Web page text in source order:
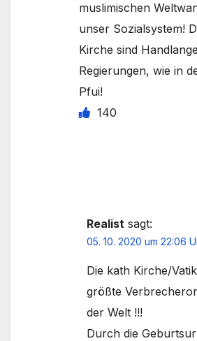
muslimischen
unser Sozialsystem!
Kirche sind
Regierungen, wie in
Pfui!
140
Realist sagt:
05. 10. 2020 um 22:06
Die kath Kirche/
größte
der Welt !!!
Durch die